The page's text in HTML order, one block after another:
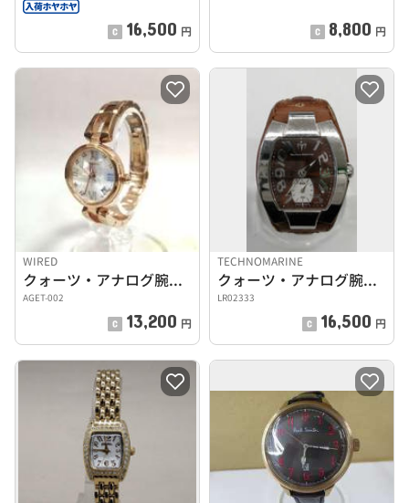
16,500 円 8,800 円
WIRED
クォーツ・アナログ腕時計
AGET-002
13,200 円
TECHNOMARINE
クォーツ・アナログ腕時計
LR02333
16,500 円